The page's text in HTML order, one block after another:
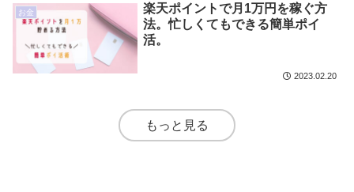
お金
楽天ポイントで月1万円を稼ぐ方
法。忙しくてもできる簡単ポイ
活。
2023.02.20
もっと見る